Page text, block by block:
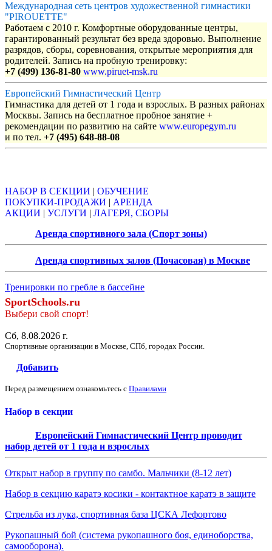
Международная сеть центров художественной гимнастики
"PIROUETTE"
Работаем с 2010 г. Комфортные оборудованные центры,
гарантированный результат без вреда здоровью. Выполнение
разрядов, сборы, соревнования, открытые мероприятия для
родителей. Запись на пробную тренировку:
+7 (499) 136-81-80 www.piruet-msk.ru
Европейский Гимнастический Центр
Гимнастика для детей от 1 года и взрослых. В разных районах
Москвы. Запись на бесплатное пробное занятие +
рекомендации по развитию на сайте www.europegym.ru
и по тел. +7 (495) 648-88-08
НАБОР В СЕКЦИИ | ОБУЧЕНИЕ
ПОКУПКИ-ПРОДАЖИ | АРЕНДА
АКЦИИ | УСЛУГИ | ЛАГЕРЯ, СБОРЫ
Аренда спортивного зала (Спорт зоны)
Аренда спортивных залов (Почасовая) в Москве
Тренировки по гребле в бассейне
SportSchools.ru
Выбери свой спорт!
Сб, 8.08.2026 г.
Спортивные организации в Москве, СПб, городах России.
Добавить
Перед размещением ознакомьтесь с Правилами
Набор в секции
Европейский Гимнастический Центр проводит
набор детей от 1 года и взрослых
Открыт набор в группу по самбо. Мальчики (8-12 лет)
Набор в секцию каратэ косики - контактное каратэ в защите
Стрельба из лука, спортивная база ЦСКА Лефортово
Рукопашный бой (система рукопашного боя, единоборства,
самооборона).